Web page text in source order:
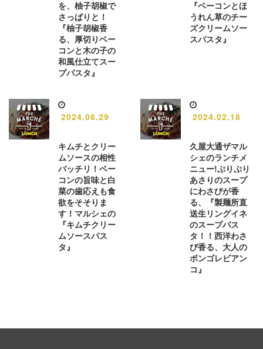
を、柚子胡椒で
さっぱりと！
『柚子胡椒香
る、厚切りベー
コンと木の子の
和風仕立てスー
プパスタ』
『ベーコンとほ
うれん草のチー
ズクリームソー
スパスタ』
2024.06.29
キムチとクリー
ムソースの相性
バッチリ！ベー
コンの旨味と白
菜の歯応えも食
欲をそそりま
す！マルシェの
『キムチクリー
ムソースパス
タ』
2024.02.18
久屋大通ザマル
シェのランチメ
ニュー!ぷりぷり
あさりのスープ
にわさびが香
る、『製麺所直
送生リングイネ
のスープパス
タ！！西洋わさ
び香る、大人の
ボンゴレビアン
コ』